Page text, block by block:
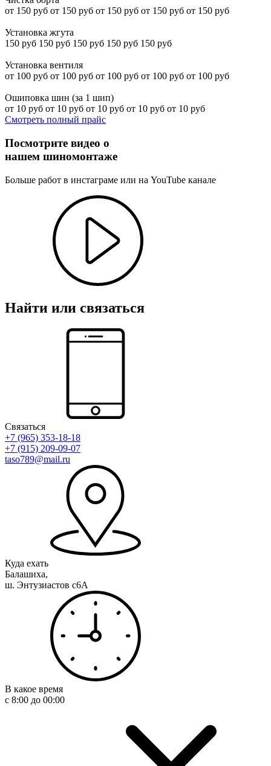
от 150 руб от 150 руб от 150 руб от 150 руб от 150 руб
Установка жгута
150 руб 150 руб 150 руб 150 руб 150 руб
Установка вентиля
от 100 руб от 100 руб от 100 руб от 100 руб от 100 руб
Ошиповка шин (за 1 шип)
от 10 руб от 10 руб от 10 руб от 10 руб от 10 руб
Смотреть полный прайс
Посмотрите видео о
нашем шиномонтаже
Больше работ в инстаграме или на YouTube канале
Найти или связаться
Связаться
+7 (965) 353-18-18
+7 (915) 209-09-07
taso789@mail.ru
Куда ехать
Балашиха,
ш. Энтузиастов с6А
В какое время
с 8:00 до 00:00